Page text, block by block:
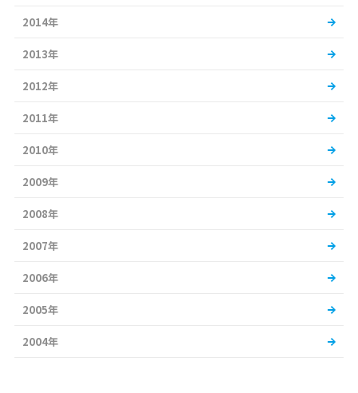
2014年
2013年
2012年
2011年
2010年
2009年
2008年
2007年
2006年
2005年
2004年